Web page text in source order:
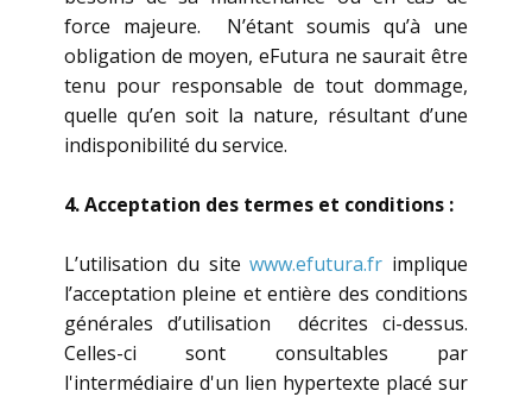
force majeure. N’étant soumis qu’à une
obligation de moyen, eFutura ne saurait être
tenu pour responsable de tout dommage,
quelle qu’en soit la nature, résultant d’une
indisponibilité du service.
4. Acceptation des termes et conditions :
L’utilisation du sitewww.efutura.fr implique
l’acceptation pleine et entière des conditions
générales d’utilisation décrites ci-dessus.
Celles-ci sont consultables par
l'intermédiaire d'un lien hypertexte placé sur